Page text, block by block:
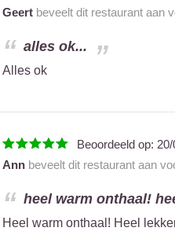
Geertbeveelt dit restaurant aan
alles ok...
Alles ok
Beoordeeld op:
Annbeveelt dit restaurant aan
heel warm onthaal!
Heel warm onthaal! Heel